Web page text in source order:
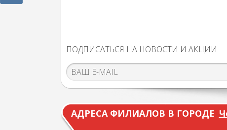
ПОДПИСАТЬСЯ НА НОВОСТИ И АКЦИИ
АДРЕСА ФИЛИАЛОВ В ГОРОДЕ